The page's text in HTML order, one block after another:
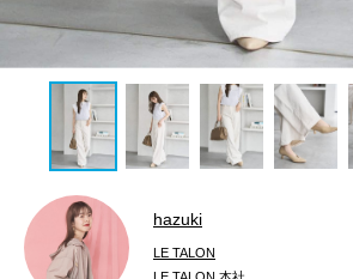
hazuki
LE TALON